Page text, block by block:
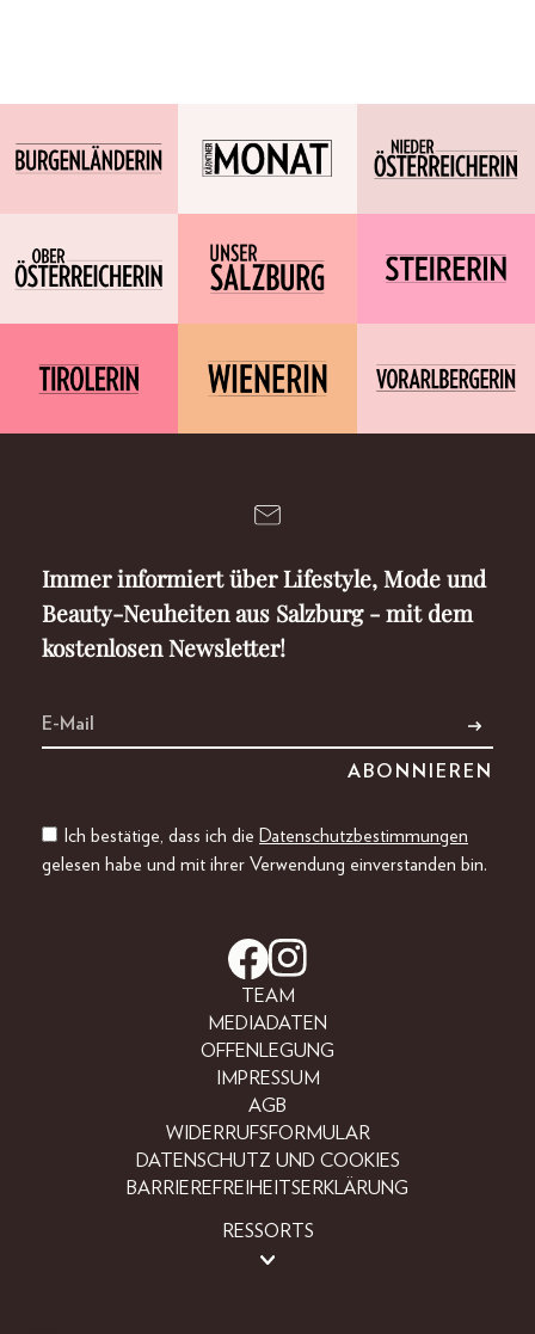
Immer informiert über Lifestyle, Mode und
Beauty-Neuheiten aus Salzburg - mit dem
kostenlosen Newsletter!
Ich bestätige, dass ich die Datenschutzbestimmungen
gelesen habe und mit ihrer Verwendung einverstanden bin.
TEAM
MEDIADATEN
OFFENLEGUNG
IMPRESSUM
AGB
WIDERRUFSFORMULAR
DATENSCHUTZ UND COOKIES
BARRIEREFREIHEITSERKLÄRUNG
RESSORTS